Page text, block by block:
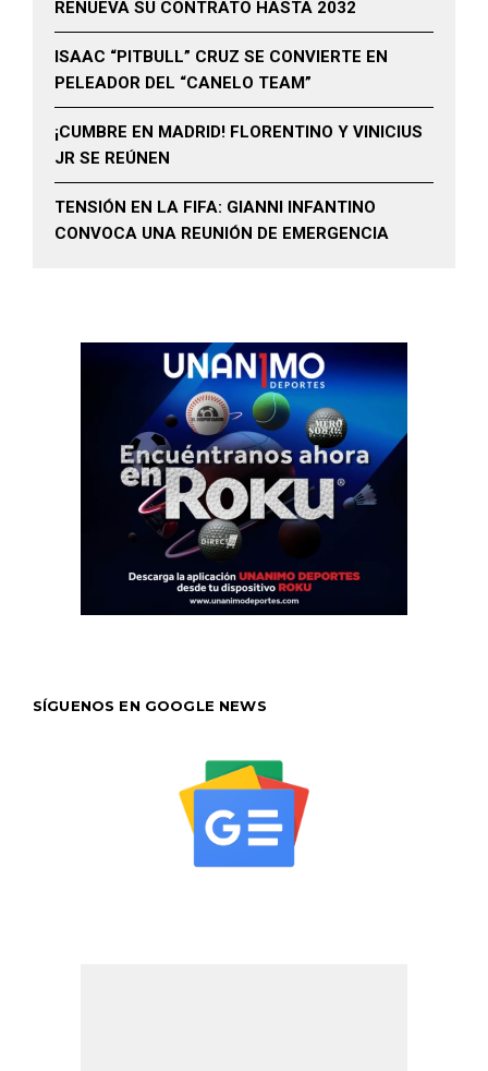
RENUEVA SU CONTRATO HASTA 2032
ISAAC “PITBULL” CRUZ SE CONVIERTE EN
PELEADOR DEL “CANELO TEAM”
¡CUMBRE EN MADRID! FLORENTINO Y VINICIUS
JR SE REÚNEN
TENSIÓN EN LA FIFA: GIANNI INFANTINO
CONVOCA UNA REUNIÓN DE EMERGENCIA
SÍGUENOS EN GOOGLE NEWS